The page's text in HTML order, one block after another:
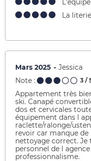
La literie
Mars 2025
Jessica
Note :
3 /
Appartement très
ski. Canapé
dos et cervicales
équipement dans l
raclette/ralonge/
revoir car manque
nettoyage correct.
personnel de l
professionnalisme.